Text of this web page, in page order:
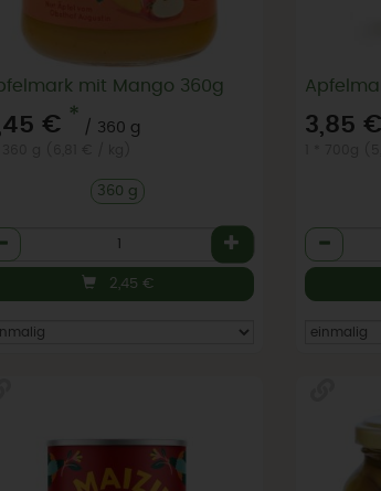
mit Mango 360g
€ *
/ 360 g
360 g
2,45 €
3,85 €
Anzahl